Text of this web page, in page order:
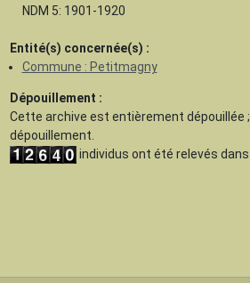
NDM 5: 1901-1920
Entité(s) concernée(s) :
Commune : Petitmagny
Dépouillement :
Cette archive est entièrement dépouillée ;
dépouillement.
individus ont été relevés dans